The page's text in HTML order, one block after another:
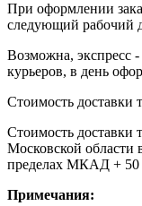
При оформлении
следующий рабочий
Возможна, экспресс
курьеров, в день
Стоимость доставки
Стоимость
Московской области
пределах МКАД + 50
Примечания: